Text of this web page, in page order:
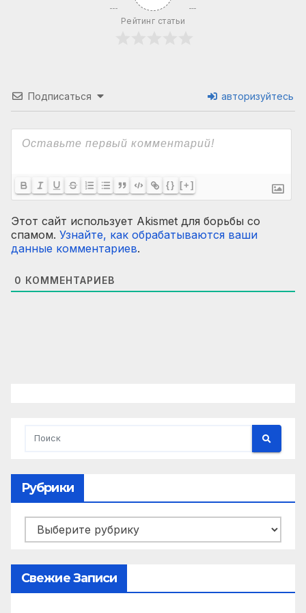
Рейтинг статьи
Подписаться авторизуйтесь
{} [+]
Этот сайт использует Akismet для борьбы со
спамом. Узнайте, как обрабатываются ваши
данные комментариев.
0 КОММЕНТАРИЕВ
Рубрики
Рубрики
Свежие Записи